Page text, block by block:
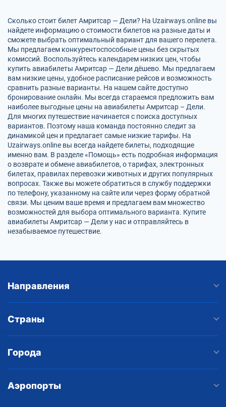
Сколько стоит билет Амритсар — Дели? На Uzairways.online вы
найдете информацию о стоимости билетов на разные даты и
сможете выбрать оптимальный вариант для вашего перелета.
Мы предлагаем конкурентоспособные цены без скрытых
комиссий. Воспользуйтесь календарем низких цен, чтобы
купить авиабилеты Амритсар — Дели дёшево. Мы предлагаем
вам низкие цены, удобное расписание рейсов и возможность
сравнить разные варианты. На нашем сайте доступно
бронирование онлайн. Мы всегда стараемся предложить вам
наиболее выгодные цены на авиабилеты Амритсар – Дели.
Для многих путешествие начинается с поиска доступных
вариантов. Поэтому наша команда постоянно следит за
динамикой цен и предлагает самые низкие тарифы. На
Uzairways.online вы всегда найдете билеты, подходящие
именно вам. В разделе «Помощь» есть подробная информация
о возврате и обмене авиабилетов, о тарифах, электронных
билетах, правилах перевозки животных и других популярных
вопросах. Также вы можете обратиться в службу поддержки
по телефону, указанному на сайте или через форму обратной
связи. Мы ценим ваше время и предлагаем вам множество
возможностей для выбора оптимального варианта. Купите
авиабилеты Амритсар — Дели у нас и отправляйтесь в
незабываемое путешествие.
Направления
Страны
Города
Аэропорты